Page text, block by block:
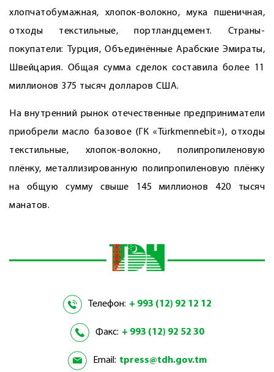
хлопчатобумажная, хлопок-волокно, мука пшеничная,
отходы текстильные, портландцемент. Страны-
покупатели: Турция, Объединённые Арабские Эмираты,
Швейцария. Общая сумма сделок составила более 11
миллионов 375 тысяч долларов США.
На внутренний рынок отечественные предприниматели
приобрели масло базовое (ГК «Türkmennebit»), отходы
текстильные, хлопок-волокно, полипропиленовую
плёнку, металлизированную полипропиленовую плёнку
на общую сумму свыше 145 миллионов 420 тысяч
манатов.
Телефон: + 993 (12) 92 12 12
Факс: + 993 (12) 92 52 30
Email: tpress@tdh.gov.tm